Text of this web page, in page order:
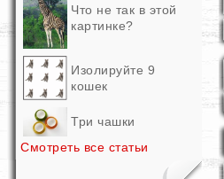
Что не так в этой
картинке?
Изолируйте 9
кошек
Три чашки
Смотреть все статьи